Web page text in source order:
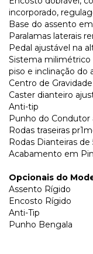
incorporado,
Base do assento
Paralamas laterais
Pedal ajustável na
Sistema milimétrico
piso e inclinação do
Centro de
Caster dianteiro
Anti-tip
Punho do Condutor
Rodas traseiras
Rodas Dianteiras de
Acabamento em
Opcionais do
Assento Rígido
Encosto Rígido
Anti-Tip
Punho Bengala